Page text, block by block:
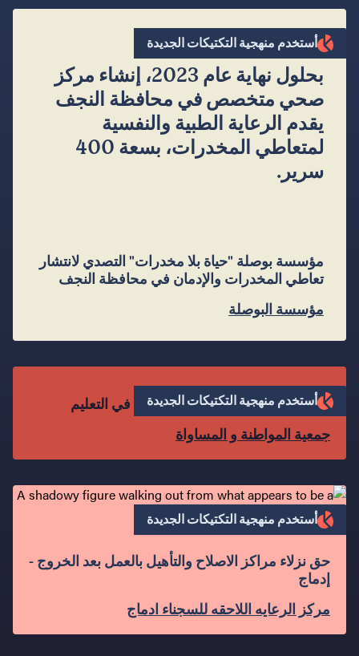
”
بحلول نهاية عام 2023، إنشاء مركز
صحي متخصص في محافظة النجف
يقدم الرعاية الطبية والنفسية
لمتعاطي المخدرات، بسعة 400
سرير.
مؤسسة بوصلة "حياة بلا مخدرات" التصدي لانتشار
تعاطي المخدرات والإدمان في محافظة النجف
مؤسسة البوصلة
أستخدم منهجية التكتيكات الجديدة
زهراء تازارين من أجل حق الفتيات في التعليم
جمعية المواطنة و المساواة
أستخدم منهجية التكتيكات الجديدة
حق نزلاء مراكز الاصلاح والتأهيل بالعمل بعد الخروج -
إدماج
مركز الرعايه اللاحقه للسجناء ادماج
أستخدم منهجية التكتيكات الجديدة